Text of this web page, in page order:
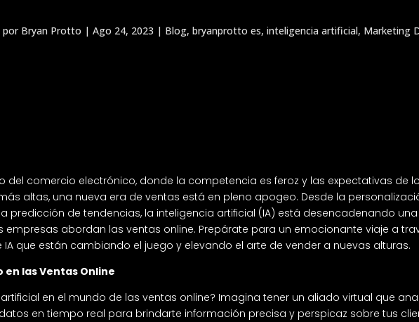
por Bryan Protto | Ago 24, 2023 | Blog, bryanprotto es, inteligencia artificial, Marketing
del comercio electrónico, donde la competencia es feroz y las expectativas de
altas, una nueva era de ventas está en pleno apogeo. Desde la
predicción de tendencias, la inteligencia artificial (IA) está desencadenando una
empresas abordan las ventas online. Prepárate para un emocionante viaje a
que están cambiando el juego y elevando el arte de vender a nuevas alturas.
en las Ventas Online
en el mundo de las ventas online? Imagina tener un aliado virtual que
en tiempo real para brindarte información precisa y perspicaz sobre tus